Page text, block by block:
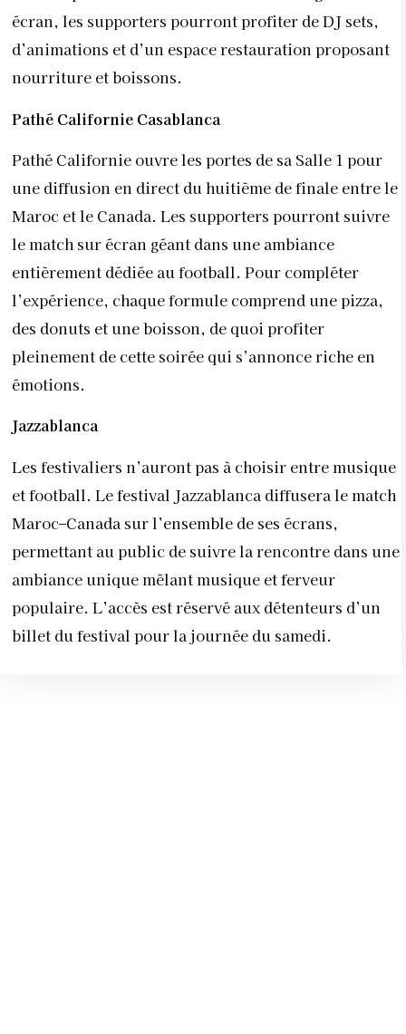
écran, les supporters pourront profiter de DJ sets,
d’animations et d’un espace restauration proposant
nourriture et boissons.
Pathé Californie Casablanca
Pathé Californie ouvre les portes de sa Salle 1 pour
une diffusion en direct du huitième de finale entre le
Maroc et le Canada. Les supporters pourront suivre
le match sur écran géant dans une ambiance
entièrement dédiée au football. Pour compléter
l’expérience, chaque formule comprend une pizza,
des donuts et une boisson, de quoi profiter
pleinement de cette soirée qui s’annonce riche en
émotions.
Jazzablanca
Les festivaliers n’auront pas à choisir entre musique
et football. Le festival Jazzablanca diffusera le match
Maroc–Canada sur l’ensemble de ses écrans,
permettant au public de suivre la rencontre dans une
ambiance unique mêlant musique et ferveur
populaire. L’accès est réservé aux détenteurs d’un
billet du festival pour la journée du samedi.